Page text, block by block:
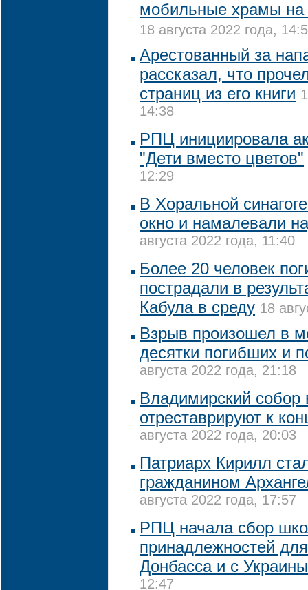
мобильные храмы на
18 августа 2022 года,
Арестованный за
рассказал, что
страниц из его книги
14:38
РПЦ инициировала
"Дети вместо цветов"
12:29
В Хоральной
окно и намалевали
августа 2022 года, 11:40
Более 20 человек
пострадали в
Кабула в среду 18
Взрыв произошел в
десятки погибших и
августа 2022 года, 21:18
Владимирский собор
отреставрируют к
августа 2022 года, 20:03
Патриарх Кирилл
гражданином
августа 2022 года, 17:57
РПЦ начала сбор
принадлежностей
Донбасса и с Украины
12:47